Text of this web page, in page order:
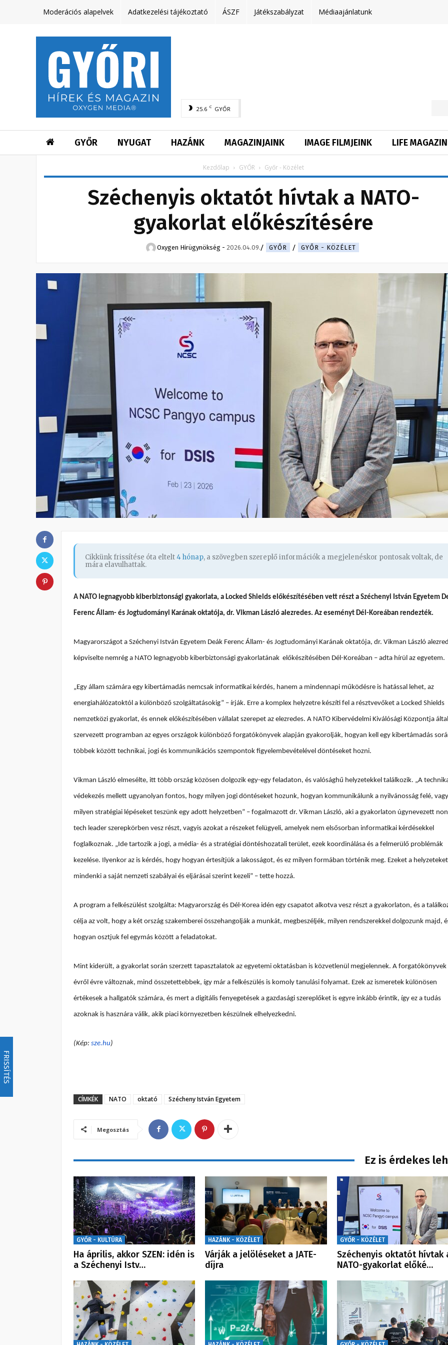
FRISSÍTÉS
Moderációs alapelvek Adatkezelési tájékoztató ÁSZF Játékszabályzat Médiaajánlatunk
25.6 C GYŐR
GYŐR NYUGAT HAZÁNK MAGAZINJAINK IMAGE FILMJEINK LIFE MAGAZIN
Kezdőlap GYŐR Győr - Közélet
Széchenyis oktatót hívtak a NATO-
gyakorlat előkészítésére
Oxygen Hirügynökség - 2026.04.09. GYŐR GYŐR - KÖZÉLET
Cikkünk frissítése óta eltelt4 hónap, a szövegben szereplő információk a megjelenéskor pontosak voltak, de
mára elavulhattak.
A NATO legnagyobb kiberbiztonsági gyakorlata, a Locked Shields előkészítésében vett részt a Széchenyi István Egyetem
Ferenc Állam- és Jogtudományi Karának oktatója, dr. Vikman László alezredes. Az eseményt Dél-Koreában rendezték.
Magyarországot a Széchenyi István Egyetem Deák Ferenc Állam- és Jogtudományi Karának oktatója, dr. Vikman László
képviselte nemrég a NATO legnagyobb kiberbiztonsági gyakorlatának előkészítésében Dél-Koreában – adta hírül az egyetem.
„Egy állam számára egy kibertámadás nemcsak informatikai kérdés, hanem a mindennapi működésre is hatással lehet, az
energiahálózatoktól a különböző szolgáltatásokig” – írják. Erre a komplex helyzetre készíti fel a résztvevőket a Locked Shields
nemzetközi gyakorlat, és ennek előkészítésében vállalat szerepet az elezredes. A NATO Kibervédelmi Kiválósági Központja által
szervezett programban az egyes országok különböző forgatókönyvek alapján gyakorolják, hogyan kell egy kibertámadás
többek között technikai, jogi és kommunikációs szempontok figyelembevételével döntéseket hozni.
Vikman László elmesélte, itt több ország közösen dolgozik egy-egy feladaton, és valósághű helyzetekkel találkozik. „A
védekezés mellett ugyanolyan fontos, hogy milyen jogi döntéseket hozunk, hogyan kommunikálunk a nyilvánosság felé, vagy
milyen stratégiai lépéseket teszünk egy adott helyzetben” – fogalmazott dr. Vikman László, aki a gyakorlaton úgynevezett
tech leader szerepkörben vesz részt, vagyis azokat a részeket felügyeli, amelyek nem elsősorban informatikai kérdésekkel
foglalkoznak. „Ide tartozik a jogi, a média- és a stratégiai döntéshozatali terület, ezek koordinálása és a felmerülő problémák
kezelése. Ilyenkor az is kérdés, hogy hogyan értesítjük a lakosságot, és ez milyen formában történik meg. Ezeket a helyzeteket
mindenki a saját nemzeti szabályai és eljárásai szerint kezeli” – tette hozzá.
A program a felkészülést szolgálta: Magyarország és Dél-Korea idén egy csapatot alkotva vesz részt a gyakorlaton, és a
célja az volt, hogy a két ország szakemberei összehangolják a munkát, megbeszéljék, milyen rendszerekkel dolgozunk majd,
hogyan osztjuk fel egymás között a feladatokat.
Mint kiderült, a gyakorlat során szerzett tapasztalatok az egyetemi oktatásban is közvetlenül megjelennek. A forgatókönyvek
évről évre változnak, mind összetettebbek, így már a felkészülés is komoly tanulási folyamat. Ezek az ismeretek különösen
értékesek a hallgatók számára, és mert a digitális fenyegetések a gazdasági szereplőket is egyre inkább érintik, így ez a tudás
azoknak is hasznára válik, akik piaci környezetben készülnek elhelyezkedni.
(Kép: sze.hu)
CÍMKÉK NATO oktató Szécheny István Egyetem
Megosztás
Ez is érdekes
GYŐR - KULTÚRA
Ha április, akkor SZEN: idén is
a Széchenyi Istv…
HAZÁNK - KÖZÉLET
Várják a jelöléseket a JATE-
díjra
GYŐR - KÖZÉLET
Széchenyis oktatót hívtak
NATO-gyakorlat előké…